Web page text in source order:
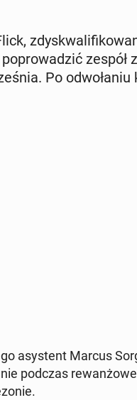
zespół
Po
asy­stent Marcus
podczas